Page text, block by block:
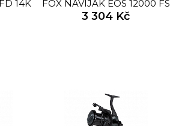
14K
FOX NAVIJÁK EOS 12000 FS
3 304 Kč